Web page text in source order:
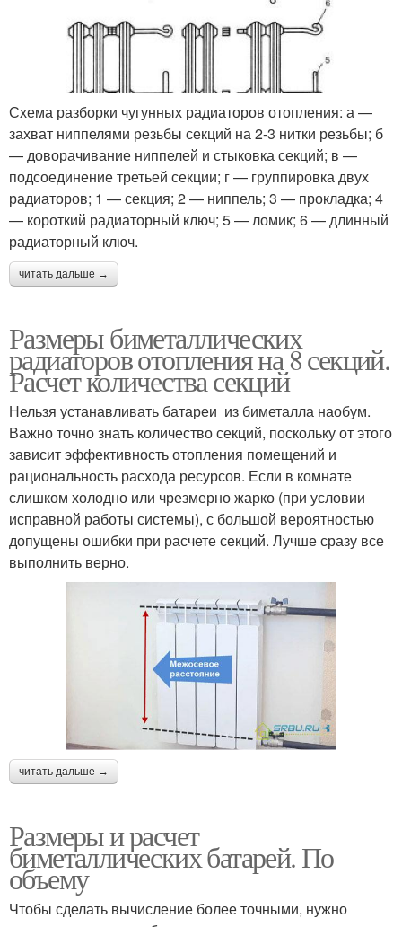
Схема разборки чугунных радиаторов отопления: а —
захват ниппелями резьбы секций на 2-3 нитки резьбы; б
— доворачивание ниппелей и стыковка секций; в —
подсоединение третьей секции; г — группировка двух
радиаторов; 1 — секция; 2 — ниппель; 3 — прокладка; 4
— короткий радиаторный ключ; 5 — ломик; 6 — длинный
радиаторный ключ.
читать дальше →
Размеры биметаллических
радиаторов отопления на 8 секций.
Расчет количества секций
Нельзя устанавливать батареи из биметалла наобум.
Важно точно знать количество секций, поскольку от этого
зависит эффективность отопления помещений и
рациональность расхода ресурсов. Если в комнате
слишком холодно или чрезмерно жарко (при условии
исправной работы системы), с большой вероятностью
допущены ошибки при расчете секций. Лучше сразу все
выполнить верно.
читать дальше →
Размеры и расчет
биметаллических батарей. По
объему
Чтобы сделать вычисление более точными, нужно